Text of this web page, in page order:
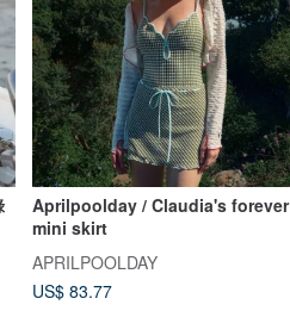
Aprilpoolday / Claudia's forever
mini skirt
APRILPOOLDAY
US$ 83.77